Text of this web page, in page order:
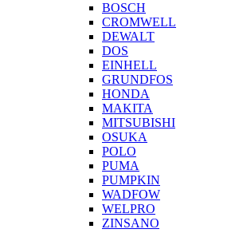
BOSCH
CROMWELL
DEWALT
DOS
EINHELL
GRUNDFOS
HONDA
MAKITA
MITSUBISHI
OSUKA
POLO
PUMA
PUMPKIN
WADFOW
WELPRO
ZINSANO